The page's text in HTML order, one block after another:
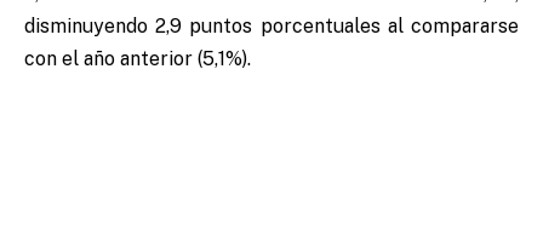
disminuyendo 2,9 puntos porcentuales al compararse
con el año anterior (5,1%).